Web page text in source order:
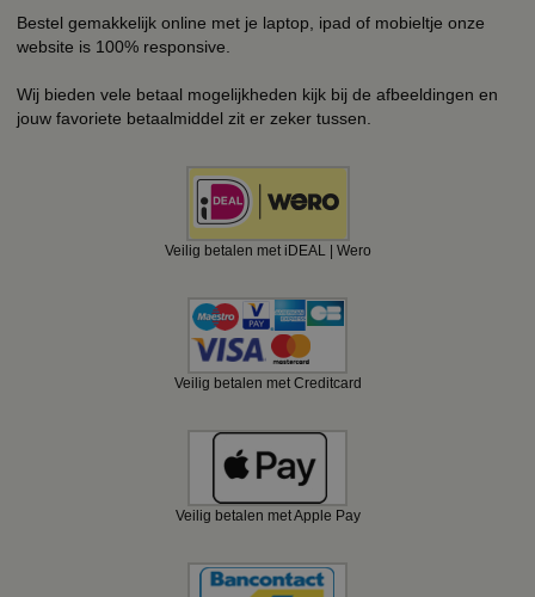
Bestel gemakkelijk online met je laptop, ipad of mobieltje onze
website is 100% responsive.
Wij bieden vele betaal mogelijkheden kijk bij de afbeeldingen en
jouw favoriete betaalmiddel zit er zeker tussen.
Veilig betalen met iDEAL | Wero
Veilig betalen met Creditcard
Veilig betalen met Apple Pay